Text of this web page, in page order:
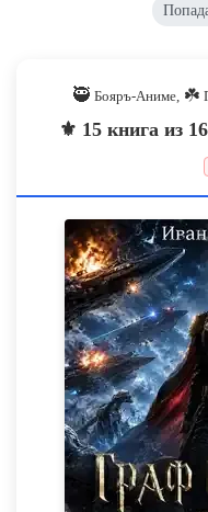
🥷 Бояръ-Аниме, ☘️
⚜️ 15 книга из